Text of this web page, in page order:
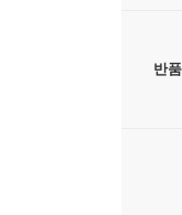
반